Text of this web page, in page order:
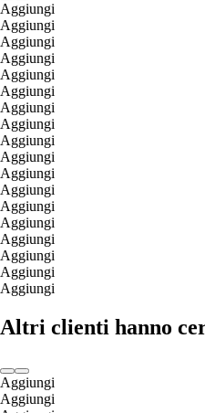
Aggiungi
Aggiungi
Aggiungi
Aggiungi
Aggiungi
Aggiungi
Aggiungi
Aggiungi
Aggiungi
Aggiungi
Aggiungi
Aggiungi
Aggiungi
Aggiungi
Aggiungi
Aggiungi
Aggiungi
Aggiungi
Altri clienti hanno
Aggiungi
Aggiungi